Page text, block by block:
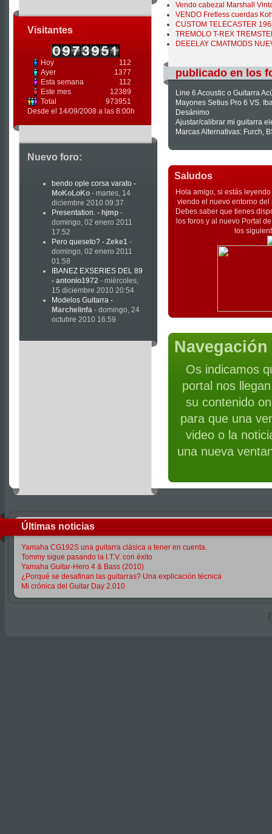
Visitantes
Hoy
112
Ayer
1377
Esta semana
112
Este mes
12389
Total
973951
Desde el 14/09/2008 a las 8:00h
Nuevo foro:
bendo ople corsa varato -
MoKoLoKo - martes, 14
diciembre 2010 09:37
Presentation. - hjmp -
domingo, 02 enero 2011
17:52
Pero queseto? - Zeke1 -
domingo, 02 enero 2011
01:58
IBANEZ EXSERIES DEL 89
- antonio1972 - miércoles,
15 diciembre 2010 20:54
Modelos Guitarra -
Marchelinfa - domingo, 24
octubre 2010 16:59
Vendo cabezal Marshall
VENDO Fretless cuerdas
CUSTOM TELECASTER
TREMOLO T-REX
DEEELAY CMATMODS
publicado en los
Line 6 Acoustic o Guitarra
Mayones Setius Pro 6 VS.
Desánimo
Ajustar/calibrar mi guitarra
Marcas Alternativas: Furch,
Saludos
Hola amigo, si estás
viendo el nuevo entorno
Debes saber que tienes
los foros y al nuevo Portal
los
Os indicamos
portal nos
su contenido
para que una
video o la
una nueva
Últimas noticias
Yamaha CG192S una guitarra clásica a tener en cuenta.
Tommy sigue pasando la I.T.V. con éxito
Yamaha Guitar-Hero 4 & Bass (2010)
¿Porqué se desafinan las guitarras? Una explicación técnica
Mi crónica del Guitar Day 2.010